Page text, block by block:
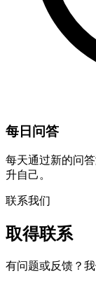
每日问答
每天通过新的问
升自己。
联系我们
取得联系
有问题或反馈？